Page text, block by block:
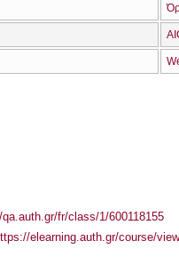
fr/class/1/600118155
elearning.auth.gr/course/